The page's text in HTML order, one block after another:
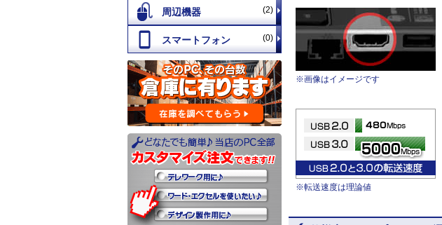
(2)
(0)
※画像はイメージです
※転送速度は理論値